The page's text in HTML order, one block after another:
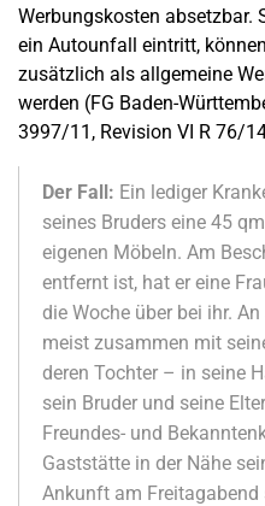
Werbungskosten absetzbar.
ein Autounfall eintritt,
zusätzlich als allgemeine
werden (FG Baden-
3997/11, Revision VI R 76/
Der Fall: Ein lediger
seines Bruders eine 45
eigenen Möbeln. Am
entfernt ist, hat er eine
die Woche über bei ihr.
meist zusammen mit
deren Tochter – in seine
sein Bruder und seine
Freundes- und
Gaststätte in der Nähe
Ankunft am Freitagabend